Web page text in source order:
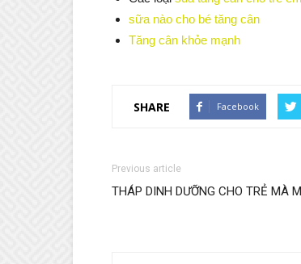
sữa nào cho bé tăng cân
Tăng cân khỏe mạnh
SHARE Facebook
Previous article
THÁP DINH DƯỠNG CHO TRẺ MÀ